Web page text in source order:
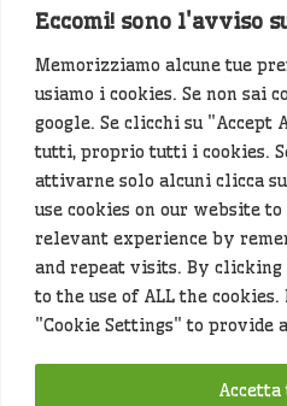
Eccomi! sono l'avviso
Memorizziamo alcune tue
usiamo i cookies. Se non sai
google. Se clicchi su
tutti, proprio tutti i cookies.
attivarne solo alcuni clicca
use cookies on our website
relevant experience by
and repeat visits. By clicking
to the use of ALL the
"Cookie Settings" to provide
editoriale.
Siamo attenti a non violare
d’immagine. Se un contenuto
richiederne la rimozione
messaggio).
Alcuni articoli sono generati
l'intelligenza artificiale
provenienti da fonti
locale. Prima della
controllato dalla redazione.
Hey che fine fanno i miei dati